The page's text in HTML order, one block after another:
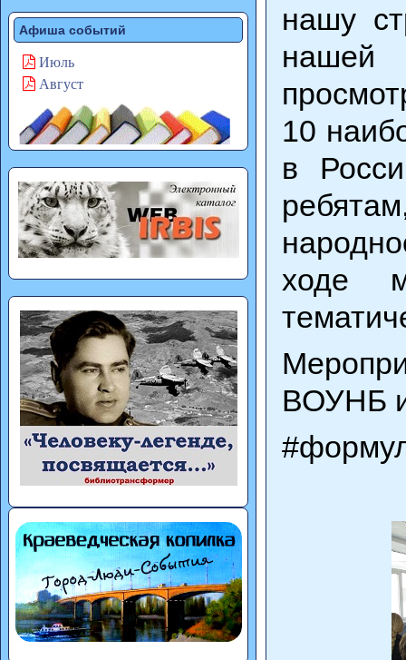
Афиша событий
Июль
Август
нашу
10
в
ходе
ВОУНБ